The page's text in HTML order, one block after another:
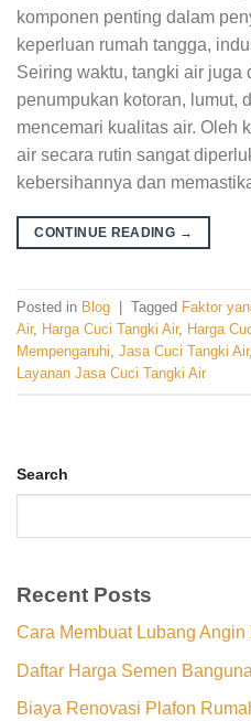
komponen penting dalam
keperluan rumah tangga,
Seiring waktu, tangki air juga
penumpukan kotoran, lumut,
mencemari kualitas air. Oleh
air secara rutin sangat
kebersihannya dan
CONTINUE READING →
Posted in Blog Tagged Faktor
Air, Harga Cuci Tangki Air, Harga
Mempengaruhi, Jasa Cuci Tangki Air,
Layanan Jasa Cuci Tangki Air
Search
Recent Posts
Cara Membuat Lubang
Daftar Harga Semen
Biaya Renovasi Plafon